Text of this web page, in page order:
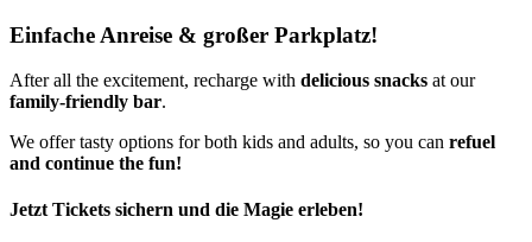
Einfache Anreise & großer Parkplatz!
After all the excitement, recharge with delicious snacks at our
family-friendly bar.
We offer tasty options for both kids and adults, so you can refuel
and continue the fun!
Jetzt Tickets sichern und die Magie erleben!